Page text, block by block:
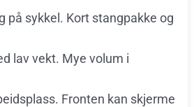
på sykkel. Kort stangpakke og
lav vekt. Mye volum i
Fronten kan skjerme